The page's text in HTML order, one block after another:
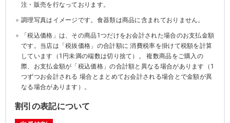
注・販売を行なっております。
調理写真はイメージです。食器類は商品に含まれておりません。
「税込価格」は、その商品1つだけをお会計された場合のお支払金額
です。当店は「税抜価格」の合計額に 消費税率を掛けて税額を計算
しています（1円未満の端数は切り捨て）。 複数商品をご購入の
際、お支払金額が「税込価格」の合計額と異なる場合があります（1
つずつお会計される 場合とまとめてお会計される場合とで金額が異
なる場合があります）。
割引の表記について